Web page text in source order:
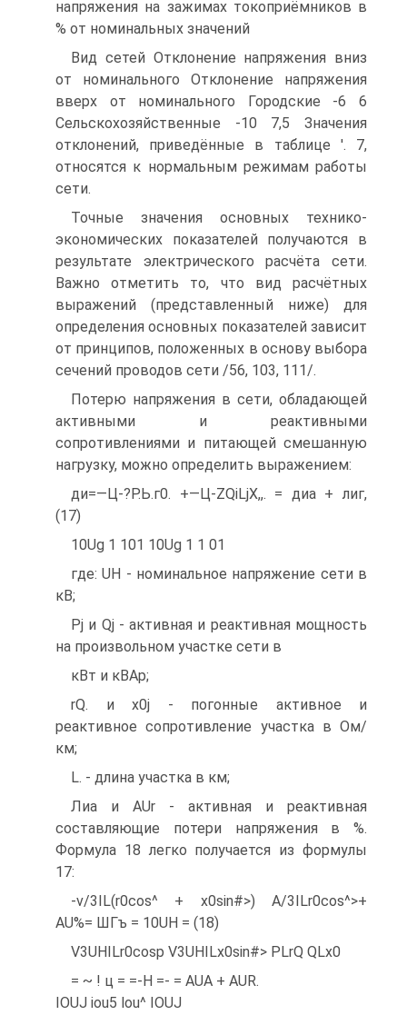
напряжения на зажимах токоприёмников в
% от номинальных значений
Вид сетей Отклонение напряжения вниз
от номинального Отклонение напряжения
вверх от номинального Городские -6 6
Сельскохозяйственные -10 7,5 Значения
отклонений, приведённые в таблице '. 7,
относятся к нормальным режимам работы
сети.
Точные значения основных технико-
экономических показателей получаются в
результате электрического расчёта сети.
Важно отметить то, что вид расчётных
выражений (представленный ниже) для
определения основных показателей зависит
от принципов, положенных в основу выбора
сечений проводов сети /56, 103, 111/.
Потерю напряжения в сети, обладающей
активными и реактивными
сопротивлениями и питающей смешанную
нагрузку, можно определить выражением:
ди=—Ц-?Р.Ь.г0. +—Ц-ZQiLjX,,. = диа + лиг,
(17)
10Ug 1 101 10Ug 1 1 01
где: UH - номинальное напряжение сети в
кВ;
Pj и Qj - активная и реактивная мощность
на произвольном участке сети в
кВт и кВАр;
rQ. и x0j - погонные активное и
реактивное сопротивление участка в Ом/
км;
L. - длина участка в км;
Лиа и AUr - активная и реактивная
составляющие потери напряжения в %.
Формула 18 легко получается из формулы
17:
-v/3IL(r0cos^ + x0sin#>) A/3ILr0cos^>+
AU%= ШГъ = 10UH = (18)
V3UHILr0cosp V3UHILx0sin#> PLrQ QLx0
= ~ ! ц = =-H =- = AUA + AUR.
IOUJ iou5 lou^ IOUJ